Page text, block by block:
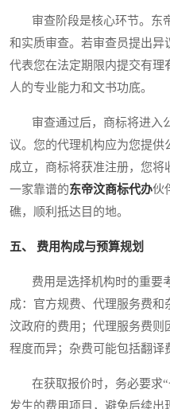
审查阶段是核心环节。东
和实质审查。若审查员提出
代表您在法定期限内提交有理
人的专业能力和文书功底。
审查通过后，商标将进入
议。您的代理机构应为您提供
成立，商标将获准注册，您将
一家靠谱的东帝汶商标代办伙
礁，顺利抵达目的地。
五、 费用构成与预算规划
费用是选择机构时的重要
成：官方规费、代理服务费
汶政府的费用；代理服务费
程度而异；杂费可能包括翻译
在获取报价时，务必要求“
发生的费用项目，避免后续出